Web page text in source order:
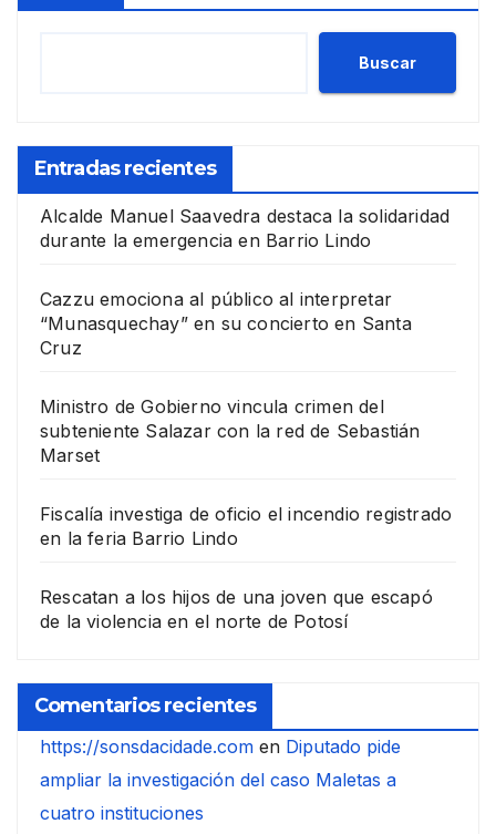
Buscar
Entradas recientes
Alcalde Manuel Saavedra destaca la solidaridad
durante la emergencia en Barrio Lindo
Cazzu emociona al público al interpretar
“Munasquechay” en su concierto en Santa
Cruz
Ministro de Gobierno vincula crimen del
subteniente Salazar con la red de Sebastián
Marset
Fiscalía investiga de oficio el incendio registrado
en la feria Barrio Lindo
Rescatan a los hijos de una joven que escapó
de la violencia en el norte de Potosí
Comentarios recientes
https://sonsdacidade.com en Diputado pide
ampliar la investigación del caso Maletas a
cuatro instituciones